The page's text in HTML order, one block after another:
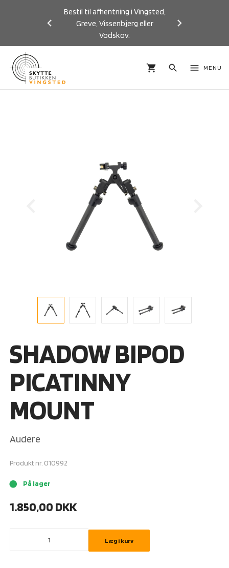
Bestil til afhentning i Vingsted,
Greve, Vissenbjerg eller
Vodskov.
Previous
shopping_cart search menu MENU
SHADOW BIPOD
PICATINNY
MOUNT
Audere
Produkt nr. 010992
brightness_1 På lager
1.850,00 DKK
Læg i kurv